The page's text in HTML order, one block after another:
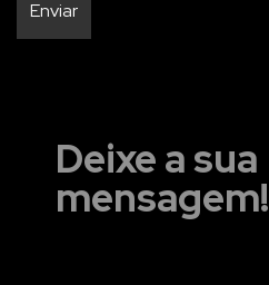
Deixe a sua
mensagem!